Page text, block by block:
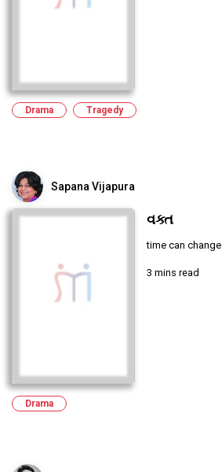
Drama Tragedy
Sapana Vijapura
વક્ત
time can change..
3 mins read
Drama